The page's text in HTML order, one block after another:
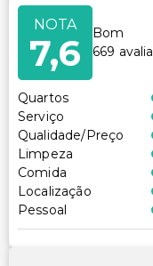
Sala de jogos/
Estacionamento
Espaço para
Acessibilidade
Acessibilidade
Outros serviços
Cofre na
Equipa
NOTA
7,6
Bom
669
Quartos
Serviço
Qualidade/Preço
Limpeza
Comida
Localização
Pessoal